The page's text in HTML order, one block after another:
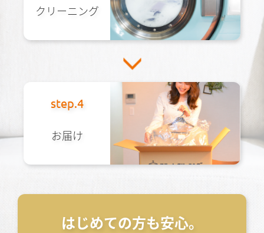
クリーニング
step.4
お届け
はじめての方も安心。